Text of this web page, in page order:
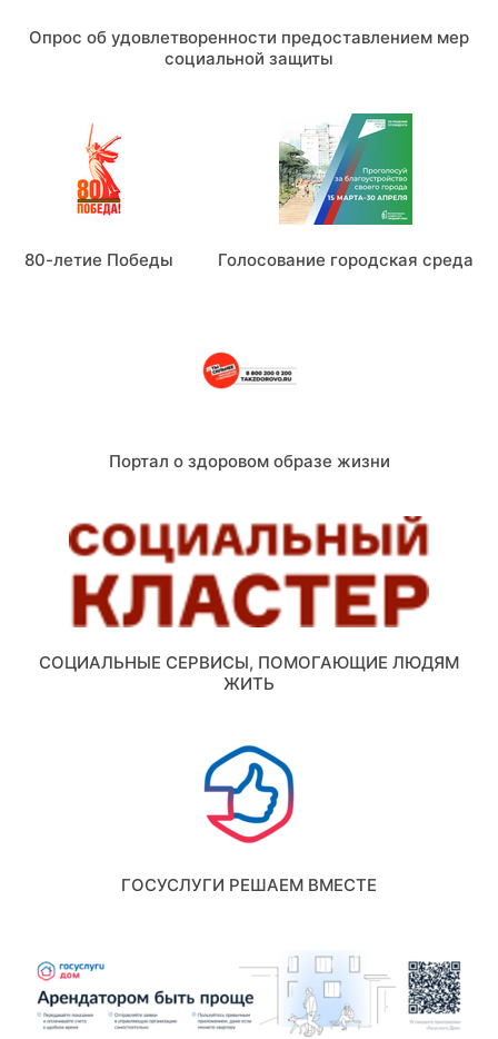
Опрос об удовлетворенности предоставлением мер
социальной защиты
80-летие Победы Голосование городская среда
Портал о здоровом образе жизни
СОЦИАЛЬНЫЕ СЕРВИСЫ, ПОМОГАЮЩИЕ ЛЮДЯМ
ЖИТЬ
ГОСУСЛУГИ РЕШАЕМ ВМЕСТЕ